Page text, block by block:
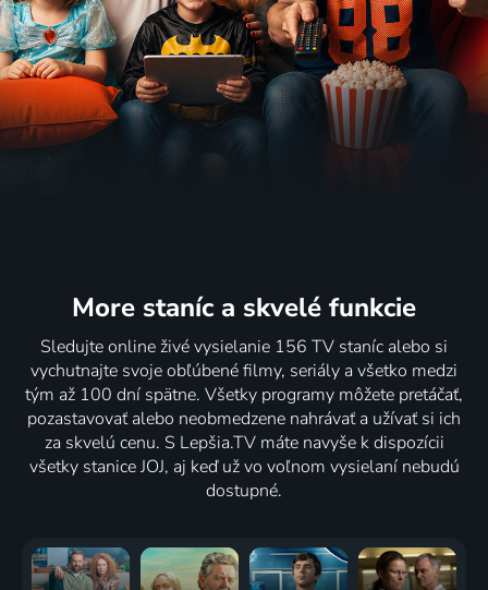
More staníc a skvelé funkcie
Sledujte online živé vysielanie 156 TV staníc alebo si
vychutnajte svoje obľúbené filmy, seriály a všetko medzi
tým až 100 dní spätne. Všetky programy môžete pretáčať,
pozastavovať alebo neobmedzene nahrávať a užívať si ich
za skvelú cenu. S Lepšia.TV máte navyše k dispozícii
všetky stanice JOJ, aj keď už vo voľnom vysielaní nebudú
dostupné.